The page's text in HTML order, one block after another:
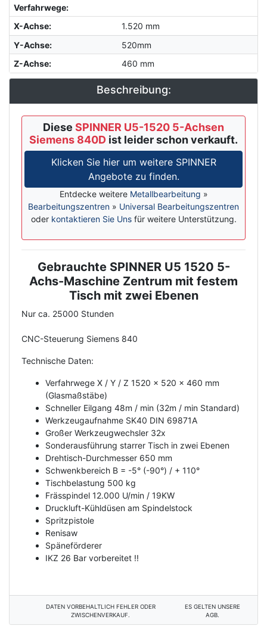
Verfahrwege:
X-Achse:
1.520 mm
Y-Achse:
520mm
Z-Achse: 460 mm
Beschreibung:
Diese SPINNER U5-1520 5-Achsen
Siemens 840D ist leider schon verkauft.
Klicken Sie hier um weitere SPINNER
Angebote zu finden.
Entdecke weitere Metallbearbeitung »
Bearbeitungszentren » Universal Bearbeitungszentren
oder kontaktieren Sie Unsfür weitere Unterstützung.
Description
Gebrauchte SPINNER U5 1520 5-
Achs-Maschine Zentrum mit festem
Tisch mit zwei Ebenen
Nur ca. 25000 Stunden
CNC-Steuerung Siemens 840
Technische Daten:
Verfahrwege X / Y / Z 1520 x 520 x 460 mm
(Glasmaßstäbe)
Schneller Eilgang 48m / min (32m / min Standard)
Werkzeugaufnahme SK40 DIN 69871A
Großer Werkzeugwechsler 32x
Sonderausführung starrer Tisch in zwei Ebenen
Drehtisch-Durchmesser 650 mm
Schwenkbereich B = -5° (-90°) / + 110°
Tischbelastung 500 kg
Frässpindel 12.000 U/min / 19KW
Druckluft-Kühldüsen am Spindelstock
Spritzpistole
Renisaw
Späneförderer
IKZ 26 Bar vorbereitet !!
DATEN VORBEHALTLICH FEHLER ODER
ZWISCHENVERKAUF.
ES GELTEN UNSERE
AGB.